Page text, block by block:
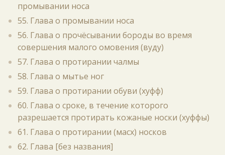
промывании носа
55. Глава о промывании носа
56. Глава о прочёсывании бороды во время
совершения малого омовения (вуду)
57. Глава о протирании чалмы
58. Глава о мытье ног
59. Глава о протирании обуви (хуфф)
60. Глава о сроке, в течение которого
разрешается протирать кожаные носки (хуффы)
61. Глава о протирании (масх) носков
62. Глава [без названия]